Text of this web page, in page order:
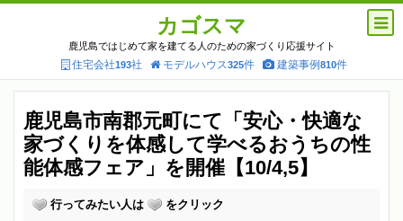
カゴスマ
鹿児島ではじめて家を建てる人のための家づくり応援サイト
住宅会社193社 モデルハウス325件 建築事例810件
鹿児島市南郡元町にて「安心・快適な
家づくりを体感して学べるおうちの性
能体感フェア」を開催【10/4,5】
行ってみたい人は をクリック